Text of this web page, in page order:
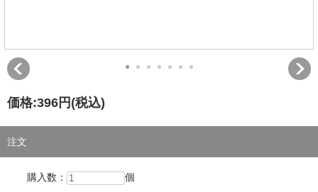
価格:396円 (税込)
注文
購入数： 個